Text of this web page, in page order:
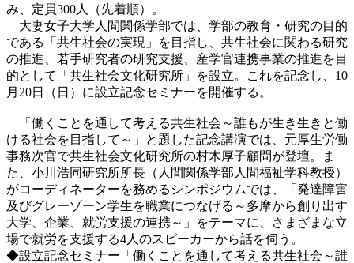
み、定員300人（先着順）。
大妻女子大学人間関係学部では、学部の教育・研究の目的
である「共生社会の実現」を目指し、共生社会に関わる研究
の推進、若手研究者の研究支援、産学官連携事業の推進を目
的として「共生社会文化研究所」を設立。これを記念し、10
月20日（日）に設立記念セミナーを開催する。
「働くことを通して考える共生社会～誰もが生き生きと働
ける社会を目指して～」と題した記念講演では、元厚生労働
事務次官で共生社会文化研究所の村木厚子顧問が登壇。ま
た、小川浩同研究所所長（人間関係学部人間福祉学科教授）
がコーディネーターを務めるシンポジウムでは、「発達障害
及びグレーゾーン学生を職業につなげる～多摩から創り出す
大学、企業、就労支援の連携～」をテーマに、さまざまな立
場で就労を支援する4人のスピーカーから話を伺う。
◆設立記念セミナー「働くことを通して考える共生社会～誰